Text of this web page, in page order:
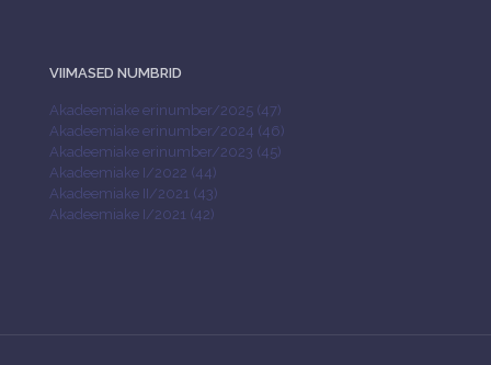
VIIMASED NUMBRID
Akadeemiake erinumber/2025 (47)
Akadeemiake erinumber/2024 (46)
Akadeemiake erinumber/2023 (45)
Akadeemiake I/2022 (44)
Akadeemiake II/2021 (43)
Akadeemiake I/2021 (42)